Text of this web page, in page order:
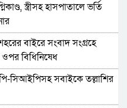
জুলাই গণঅভ্যুত্থান দিবস
দেওয়া দুই দেশের
মন্ত্রণালয়
পর ‘ভুয়া’ স্লোগান, জুলাই
সংবর্ধনা অনুষ্ঠানে হট্টগোল
স্ত্রীসহ হাসপাতালে ভর্তি
বাইরে সংবাদ সংগ্রহে
বিধিনিষেধ
সিআইপিসহ সবাইকে তল্লাশির